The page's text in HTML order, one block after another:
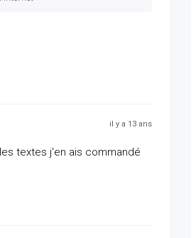
il y a 13 ans
textes j'en ais commandé